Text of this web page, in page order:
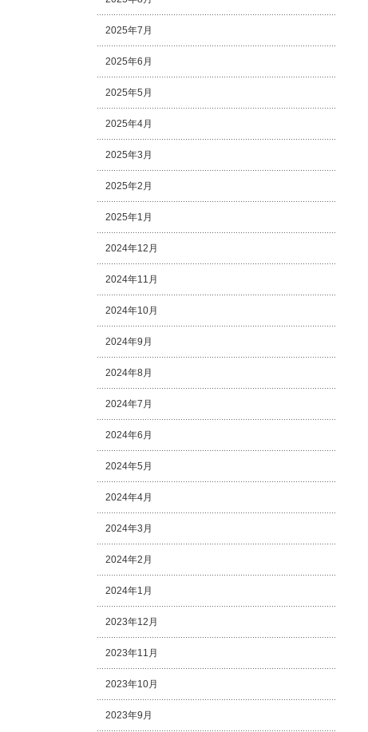
2025年7月
2025年6月
2025年5月
2025年4月
2025年3月
2025年2月
2025年1月
2024年12月
2024年11月
2024年10月
2024年9月
2024年8月
2024年7月
2024年6月
2024年5月
2024年4月
2024年3月
2024年2月
2024年1月
2023年12月
2023年11月
2023年10月
2023年9月